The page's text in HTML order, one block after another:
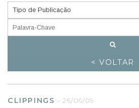
< VOLTAR
CLIPPINGS - 26/06/09